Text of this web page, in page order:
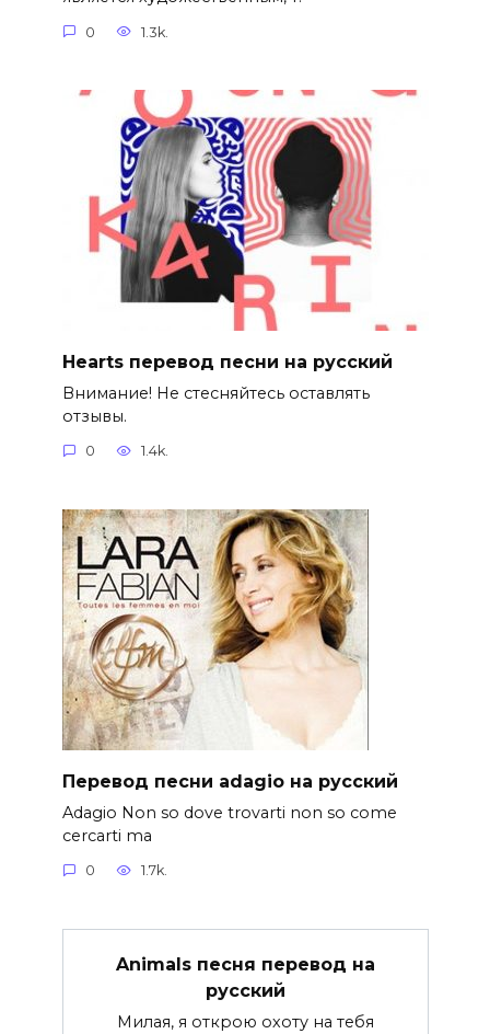
0 1.3k.
Hearts перевод песни на русский
Внимание! Не стесняйтесь оставлять
отзывы.
0 1.4k.
Перевод песни adagio на русский
Adagio Non so dove trovarti non so come
cercarti ma
0 1.7k.
Animals песня перевод на
русский
Милая, я открою охоту на тебя